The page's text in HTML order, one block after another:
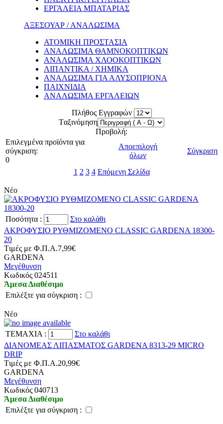
ΕΡΓΑΛΕΙΑ ΜΠΑΤΑΡΙΑΣ
ΑΞΕΣΟΥΑΡ / ΑΝΑΛΩΣΙΜΑ
ΑΤΟΜΙΚΗ ΠΡΟΣΤΑΣΙΑ
ΑΝΑΛΩΣΙΜΑ ΘΑΜΝΟΚΟΠΤΙΚΩΝ
ΑΝΑΛΩΣΙΜΑ ΧΛΟΟΚΟΠΤΙΚΩΝ
ΛΙΠΑΝΤΙΚΑ / ΧΗΜΙΚΑ
ΑΝΑΛΩΣΙΜΑ ΓΙΑ ΑΛΥΣΟΠΡΙΟΝΑ
ΠΑΙΧΝΙΔΙΑ
ΑΝΑΛΩΣΙΜΑ ΕΡΓΑΛΕΙΩΝ
Πλήθος Εγγραφών
Tαξινόμηση
Προβολή:
Επιλεγμένα προϊόντα για
σύγκριση:
0
Αποεπιλογή
όλων
Σύγκριση
1 2 3 4 Επόμενη Σελίδα
Νέο
Ποσότητα :
Στο καλάθι
ΑΚΡΟΦΥΣΙΟ ΡΥΘΜΙΖΟΜΕΝΟ CLASSIC GARDENA 18300-
20
Tιμές με Φ.Π.Α.7,99€
GARDENA
Μεγέθυνση
Kωδικός 024511
Άμεσα Διαθέσιμο
Eπιλέξτε για σύγκριση :
Νέο
TEMAXIA :
Στο καλάθι
ΔΙΑΝΟΜΕΑΣ ΛΙΠΑΣΜΑΤΟΣ GARDENA 8313-29 MICRO
DRIP
Tιμές με Φ.Π.Α.20,99€
GARDENA
Μεγέθυνση
Kωδικός 040713
Άμεσα Διαθέσιμο
Eπιλέξτε για σύγκριση :